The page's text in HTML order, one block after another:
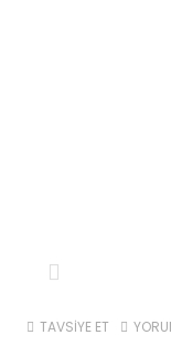
TAVSİYE ET